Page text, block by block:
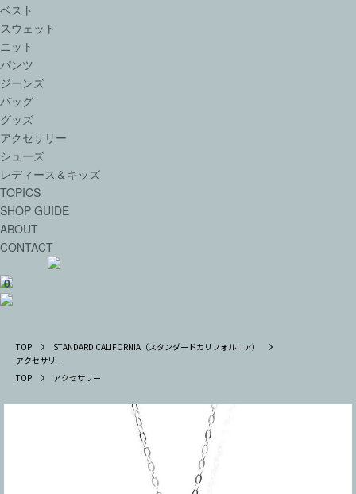
ベスト
スウェット
ニット
パンツ
ジーンズ
バッグ
グッズ
アクセサリー
シューズ
レディース＆キッズ
TOPICS
SHOP GUIDE
ABOUT
CONTACT
0
TOP
STANDARD CALIFORNIA（スタンダードカリフォルニア）
アクセサリー
TOP
アクセサリー